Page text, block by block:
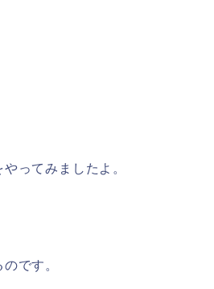
ってみましたよ。
です。